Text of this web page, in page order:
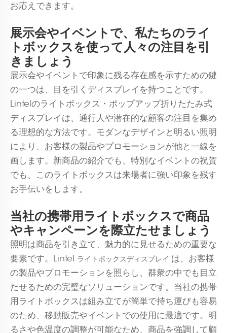
お応えできます。
展示会やイベントで、私たちのライ
トボックスを使って人々の注目を引
きましょう
展示会やイベントで印象に残る存在感を示すための鍵
の一つは、目を引くディスプレイを持つことです。
Lintelのライトボックス・ポップアップ折りたたみ式
ディスプレイは、通行人や潜在的な顧客の注目を集め
る理想的な方法です。モダンなデザインと明るい照明
により、お客様の製品やプロモーションが他と一線を
画します。新商品の紹介でも、特別なイベントの祝賀
でも、このライトボックスは来場者に強い印象を残す
お手伝いをします。
当社の携帯用ライトボックスで商品
やキャンペーンを際立たせましょう
照明は商品を引き立て、魅力的に見せるための重要な
要素です。Lintel
ライトボックスディスプレイ は、お客様
の製品やプロモーションを照らし、群衆の中でも目立
たせるための完璧なソリューションです。当社の携帯
用ライトボックスは組み立てが簡単で持ち運びも容易
のため、移動販売やイベントでの使用に最適です。明
るさや色温度の調整が可能なため、商品を強調して顧